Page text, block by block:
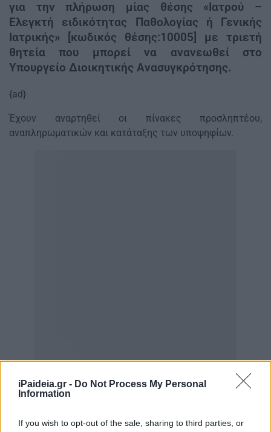
iPaideia.gr - Do Not Process My Personal
Information
If you wish to opt-out of the sale, sharing to third parties, or
για την πλήρωση μίας θέσης «Ιατρού –
Ελεγκτή ειδικότητας Παθολογίας ή Γενικής
Ιατρικής» [κωδικός θέσης:10005] με τριετή
θητεία που μπορεί να ανανεωθεί στο
Υπουργείο Διοικητικής Ανασυγκρότησης.
{ad}
Έχουν αναρτηθεί οι πίνακες προσληπτέου,
αναπληρωματικών και κατάταξης των υποψηφίων.